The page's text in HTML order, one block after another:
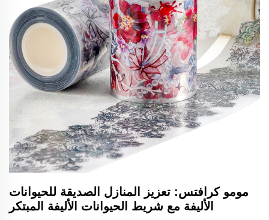
مومو كرافتس: تعزيز المنازل الصديقة للحيوانات
الأليفة مع شريط الحيوانات الأليفة المبتكر